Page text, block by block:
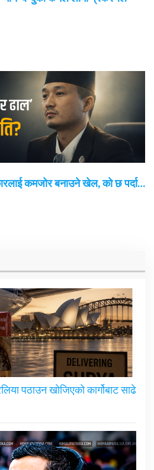
कमजोर बनाउने खेल, को छ पर्दा…
पठाउन खोजिएको कार्गोबाट साढे